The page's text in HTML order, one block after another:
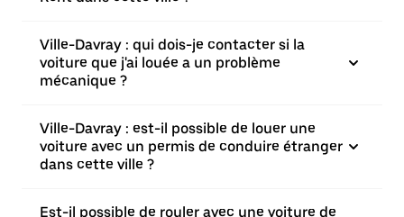
Ville-Davray : qui dois-je contacter si la
voiture que j'ai louée a un problème
mécanique ?
Ville-Davray : est-il possible de louer une
voiture avec un permis de conduire étranger
dans cette ville ?
Est-il possible de rouler avec une voiture de